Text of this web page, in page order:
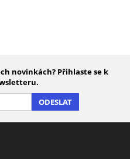
novinkách? Přihlaste se k
ODESLAT